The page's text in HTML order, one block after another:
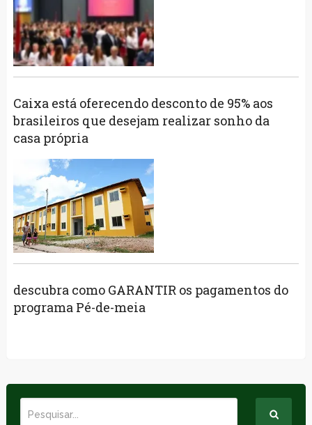
Caixa está oferecendo desconto de 95% aos
brasileiros que desejam realizar sonho da
casa própria
descubra como GARANTIR os pagamentos do
programa Pé-de-meia